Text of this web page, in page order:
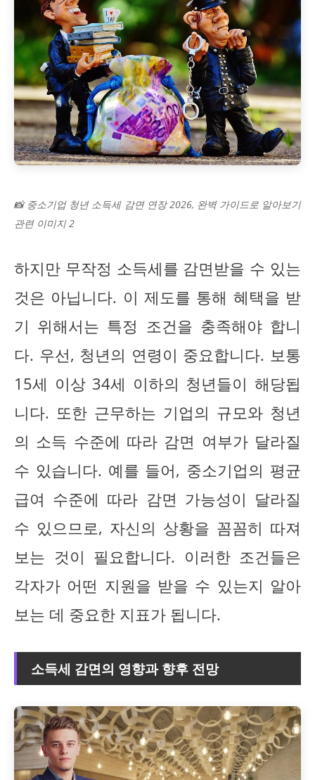
📸 중소기업 청년 소득세 감면 연장 2026, 완벽 가이드로 알아보기
관련 이미지 2
하지만 무작정 소득세를 감면받을 수 있는
것은 아닙니다. 이 제도를 통해 혜택을 받
기 위해서는 특정 조건을 충족해야 합니
다. 우선, 청년의 연령이 중요합니다. 보통
15세 이상 34세 이하의 청년들이 해당됩
니다. 또한 근무하는 기업의 규모와 청년
의 소득 수준에 따라 감면 여부가 달라질
수 있습니다. 예를 들어, 중소기업의 평균
급여 수준에 따라 감면 가능성이 달라질
수 있으므로, 자신의 상황을 꼼꼼히 따져
보는 것이 필요합니다. 이러한 조건들은
각자가 어떤 지원을 받을 수 있는지 알아
보는 데 중요한 지표가 됩니다.
소득세 감면의 영향과 향후 전망